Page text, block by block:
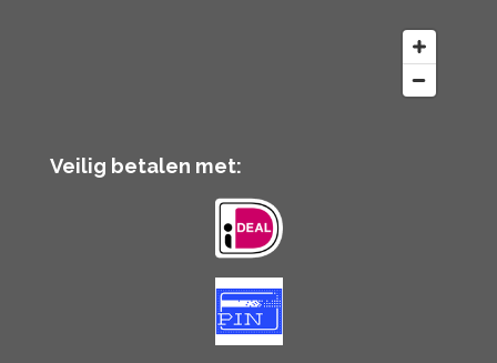
Veilig betalen met: